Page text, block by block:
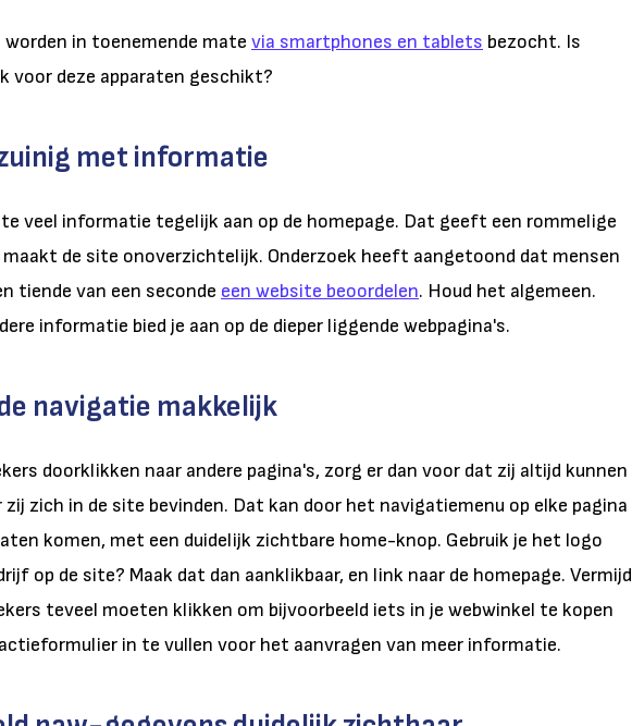
worden in toenemende mate via smartphones en tablets bezocht. Is
voor deze apparaten geschikt?
met informatie
veel informatie tegelijk aan op de homepage. Dat geeft een rommelige
maakt de site onoverzichtelijk. Onderzoek heeft aangetoond dat mensen
tiende van een seconde een website beoordelen. Houd het algemeen.
informatie bied je aan op de dieper liggende webpagina's.
navigatie makkelijk
doorklikken naar andere pagina's, zorg er dan voor dat zij altijd kunnen
zij zich in de site bevinden. Dat kan door het navigatiemenu op elke pagina
komen, met een duidelijk zichtbare home-knop. Gebruik je het logo
op de site? Maak dat dan aanklikbaar, en link naar de homepage. Vermijd
teveel moeten klikken om bijvoorbeeld iets in je webwinkel te kopen
in te vullen voor het aanvragen van meer informatie.